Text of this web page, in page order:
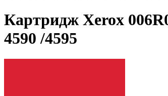
Картридж Xerox
4590 /4595